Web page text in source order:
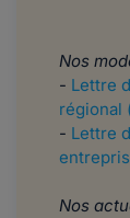
Nos
- Lettre
régional
- Lettre
Nos